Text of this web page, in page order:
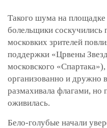
Такого шума на
болельщики соскучились
московких зрителей
поддержки «Црвены
московского
организованно и дружно
размахивала флагами, но
оживилась.
Бело-голубые начали